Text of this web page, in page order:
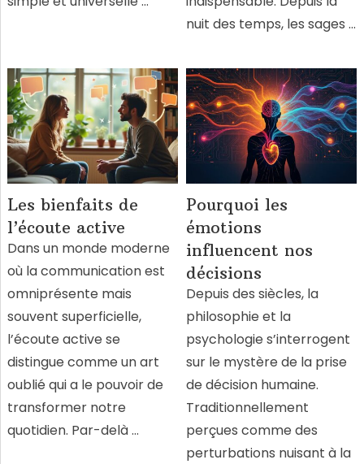
nuit des temps, les sages …
Les bienfaits de
l’écoute active
Dans un monde moderne
où la communication est
omniprésente mais
souvent superficielle,
l’écoute active se
distingue comme un art
oublié qui a le pouvoir de
transformer notre
quotidien. Par-delà …
Pourquoi les
émotions
influencent nos
décisions
Depuis des siècles, la
philosophie et la
psychologie s’interrogent
sur le mystère de la prise
de décision humaine.
Traditionnellement
perçues comme des
perturbations nuisant à la